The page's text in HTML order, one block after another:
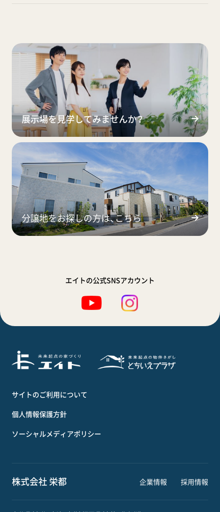
展示場を見学してみませんか？
分譲地をお探しの方は、こちら
エイトの公式SNSアカウント
サイトのご利用について
個人情報保護方針
ソーシャルメディアポリシー
株式会社 栄都 企業情報 採用情報